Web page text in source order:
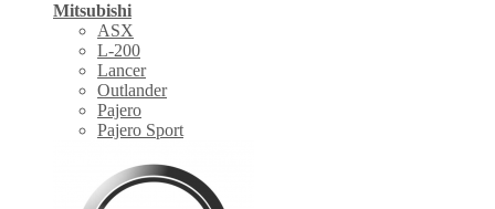
Mitsubishi
ASX
L-200
Lancer
Outlander
Pajero
Pajero Sport